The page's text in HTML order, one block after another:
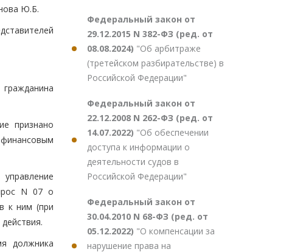
Ю.Б.
признано
N 07 о
к ним (при
должника
Федеральный закон от
29.12.2015 N 382-ФЗ (ред. от
08.08.2024) "Об арбитраже
(третейском разбирательстве) в
Российской Федерации"
Федеральный закон от
22.12.2008 N 262-ФЗ (ред. от
14.07.2022) "Об обеспечении
доступа к информации о
деятельности судов в
Российской Федерации"
Федеральный закон от
30.04.2010 N 68-ФЗ (ред. от
05.12.2022) "О компенсации за
нарушение права на